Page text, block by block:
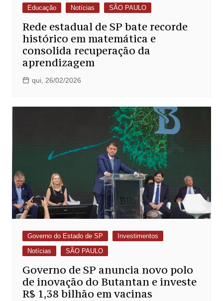
Educação Notícias SÃO PAULO
Rede estadual de SP bate recorde
histórico em matemática e
consolida recuperação da
aprendizagem
qui, 26/02/2026
Governo do Estado de SP
Investimentos
Notícias
SÃO PAULO
Governo de SP anuncia novo polo
de inovação do Butantan e investe
R$ 1,38 bilhão em vacinas